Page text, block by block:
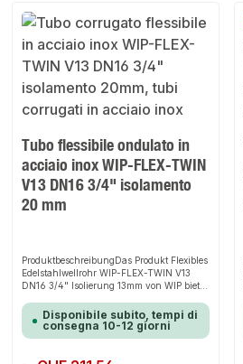
Tubo flessibile ondulato in
acciaio inox WIP-FLEX-TWIN
V13 DN16 3/4" isolamento
20 mm
ProduktbeschreibungDas Produkt Flexibles
Edelstahlwellrohr WIP-FLEX-TWIN V13
DN16 3/4" Isolierung 13mm von WIP bietet
Lösung zur Verrohrung in Solaranlagen.
Dank der hohen Flexibilität sorgt es für
perfekten Halt und passt sich flexibel an
Das robuste Design und die einfache
Disponibile subito, tempi di
consegna 10-12 giorni